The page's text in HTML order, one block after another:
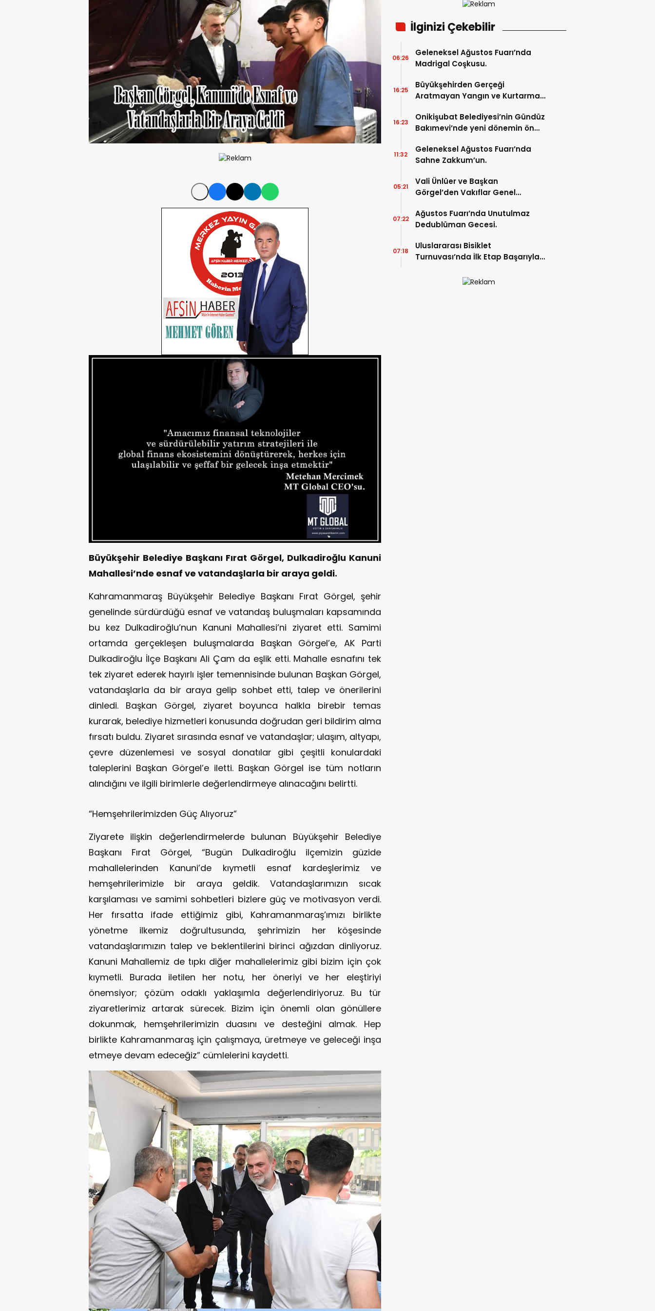
Büyükşehir Belediye Başkanı Fırat Görgel, Dulkadiroğlu Kanuni
Mahallesi’nde esnaf ve vatandaşlarla bir araya geldi.
Kahramanmaraş Büyükşehir Belediye Başkanı Fırat Görgel, şehir
genelinde sürdürdüğü esnaf ve vatandaş buluşmaları kapsamında
bu kez Dulkadiroğlu’nun Kanuni Mahallesi’ni ziyaret etti. Samimi
ortamda gerçekleşen buluşmalarda Başkan Görgel’e, AK Parti
Dulkadiroğlu İlçe Başkanı Ali Çam da eşlik etti. Mahalle esnafını tek
tek ziyaret ederek hayırlı işler temennisinde bulunan Başkan Görgel,
vatandaşlarla da bir araya gelip sohbet etti, talep ve önerilerini
dinledi. Başkan Görgel, ziyaret boyunca halkla birebir temas
kurarak, belediye hizmetleri konusunda doğrudan geri bildirim alma
fırsatı buldu. Ziyaret sırasında esnaf ve vatandaşlar; ulaşım, altyapı,
çevre düzenlemesi ve sosyal donatılar gibi çeşitli konulardaki
taleplerini Başkan Görgel’e iletti. Başkan Görgel ise tüm notların
alındığını ve ilgili birimlerle değerlendirmeye alınacağını belirtti.
“Hemşehrilerimizden Güç Alıyoruz”
Ziyarete ilişkin değerlendirmelerde bulunan Büyükşehir Belediye
Başkanı Fırat Görgel, “Bugün Dulkadiroğlu ilçemizin güzide
mahallelerinden Kanuni’de kıymetli esnaf kardeşlerimiz ve
hemşehrilerimizle bir araya geldik. Vatandaşlarımızın sıcak
karşılaması ve samimi sohbetleri bizlere güç ve motivasyon verdi.
Her fırsatta ifade ettiğimiz gibi, Kahramanmaraş’ımızı birlikte
yönetme ilkemiz doğrultusunda, şehrimizin her köşesinde
vatandaşlarımızın talep ve beklentilerini birinci ağızdan dinliyoruz.
Kanuni Mahallemiz de tıpkı diğer mahallelerimiz gibi bizim için çok
kıymetli. Burada iletilen her notu, her öneriyi ve her eleştiriyi
önemsiyor; çözüm odaklı yaklaşımla değerlendiriyoruz. Bu tür
ziyaretlerimiz artarak sürecek. Bizim için önemli olan gönüllere
dokunmak, hemşehrilerimizin duasını ve desteğini almak. Hep
birlikte Kahramanmaraş için çalışmaya, üretmeye ve geleceği inşa
etmeye devam edeceğiz” cümlelerini kaydetti.
İlginizi Çekebilir
Geleneksel Ağustos Fuarı’nda
Madrigal Coşkusu.
06:26
Büyükşehirden Gerçeği
Aratmayan Yangın ve Kurtarma
16:25
Onikişubat Belediyesi’nin Gündüz
Bakımevi’nde yeni dönemin ön
16:23
Geleneksel Ağustos Fuarı’nda
Sahne Zakkum’un.
11:32
Vali Ünlüer ve Başkan
Görgel’den Vakıflar Genel
05:21
Ağustos Fuarı’nda Unutulmaz
Dedublüman Gecesi.
07:22
Uluslararası Bisiklet
Turnuvası’nda İlk Etap Başarıyla
07:18